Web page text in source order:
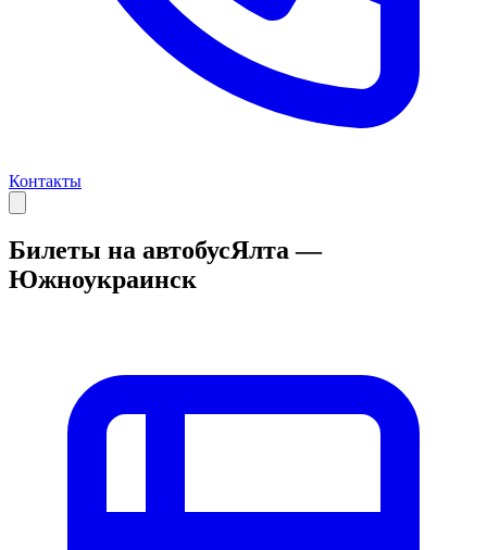
Контакты
Билеты на автобусЯлта —
Южноукраинск